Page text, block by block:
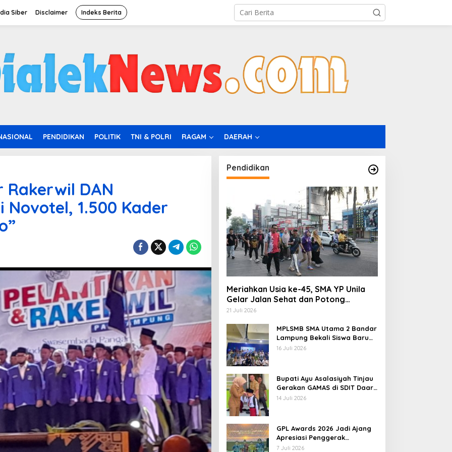
Siber Disclaimer Indeks Berita
PENDIDIKAN POLITIK TNI & POLRI RAGAM DAERAH
Rakerwil DAN
Novotel, 1.500 Kader
Pendidikan
Meriahkan Usia ke-45, SMA YP Unila
Gelar Jalan Sehat dan Potong
Tumpeng
21 Juli 2026
MPLSMB SMA Utama 2 Bandar
Lampung Bekali Siswa Baru
Literasi Digital, Jurnalistik,
16 Juli 2026
Bupati Ayu Asalasiyah Tinjau
Gerakan GAMAS di SDIT Daar
‘Ilmi
14 Juli 2026
GPL Awards 2026 Jadi Ajang
Apresiasi Penggerak
Pendidikan Muda Lampung
7 Juli 2026